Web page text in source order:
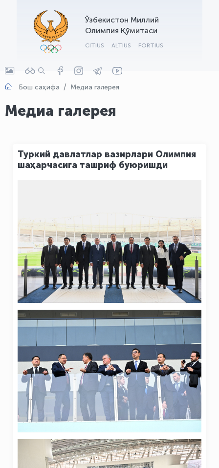
Ўзбекистон Миллий
Олимпия Қўмитаси
CITIUS ALTIUS FORTIUS
Бош саҳифа Медиа галерея
Медиа галерея
Туркий давлатлар вазирлари Олимпия
шаҳарчасига ташриф буюришди
OLYMPCHIK AI - yordamchi
Онлайн · olympic.uz